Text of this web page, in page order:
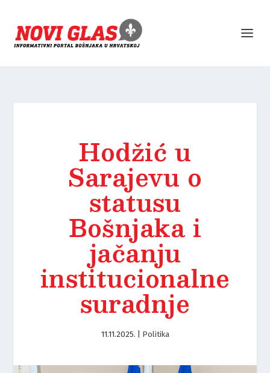
Hodžić u
Sarajevu o
statusu
Bošnjaka i
jačanju
institucionalne
suradnje
11.11.2025. Politika